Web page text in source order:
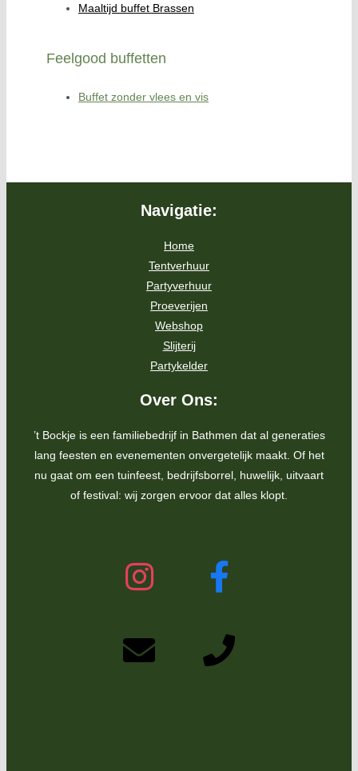
Maaltijd buffet Brassen
Feelgood buffetten
Buffet zonder vlees en vis
Navigatie:
Home
Tentverhuur
Partyverhuur
Proeverijen
Webshop
Slijterij
Partykelder
Over Ons:
’t Bockje is een familiebedrijf in Bathmen dat al generaties
lang feesten en evenementen onvergetelijk maakt. Of het
nu gaat om een tuinfeest, bedrijfsborrel, huwelijk, uitvaart
of festival: wij zorgen ervoor dat alles klopt.